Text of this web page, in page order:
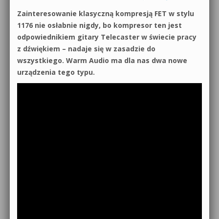
Produkcja muzyczna od podstaw
Sylenth1 od podstaw
Sound Forge od podstaw
0dB.pl - informacje
Newsletter
Materiały dla mediów
Zainteresowanie klasyczną kompresją FET w stylu
1176 nie osłabnie nigdy, bo kompresor ten jest
odpowiednikiem gitary Telecaster w świecie pracy
z dźwiękiem – nadaje się w zasadzie do
wszystkiego. Warm Audio ma dla nas dwa nowe
urządzenia tego typu.